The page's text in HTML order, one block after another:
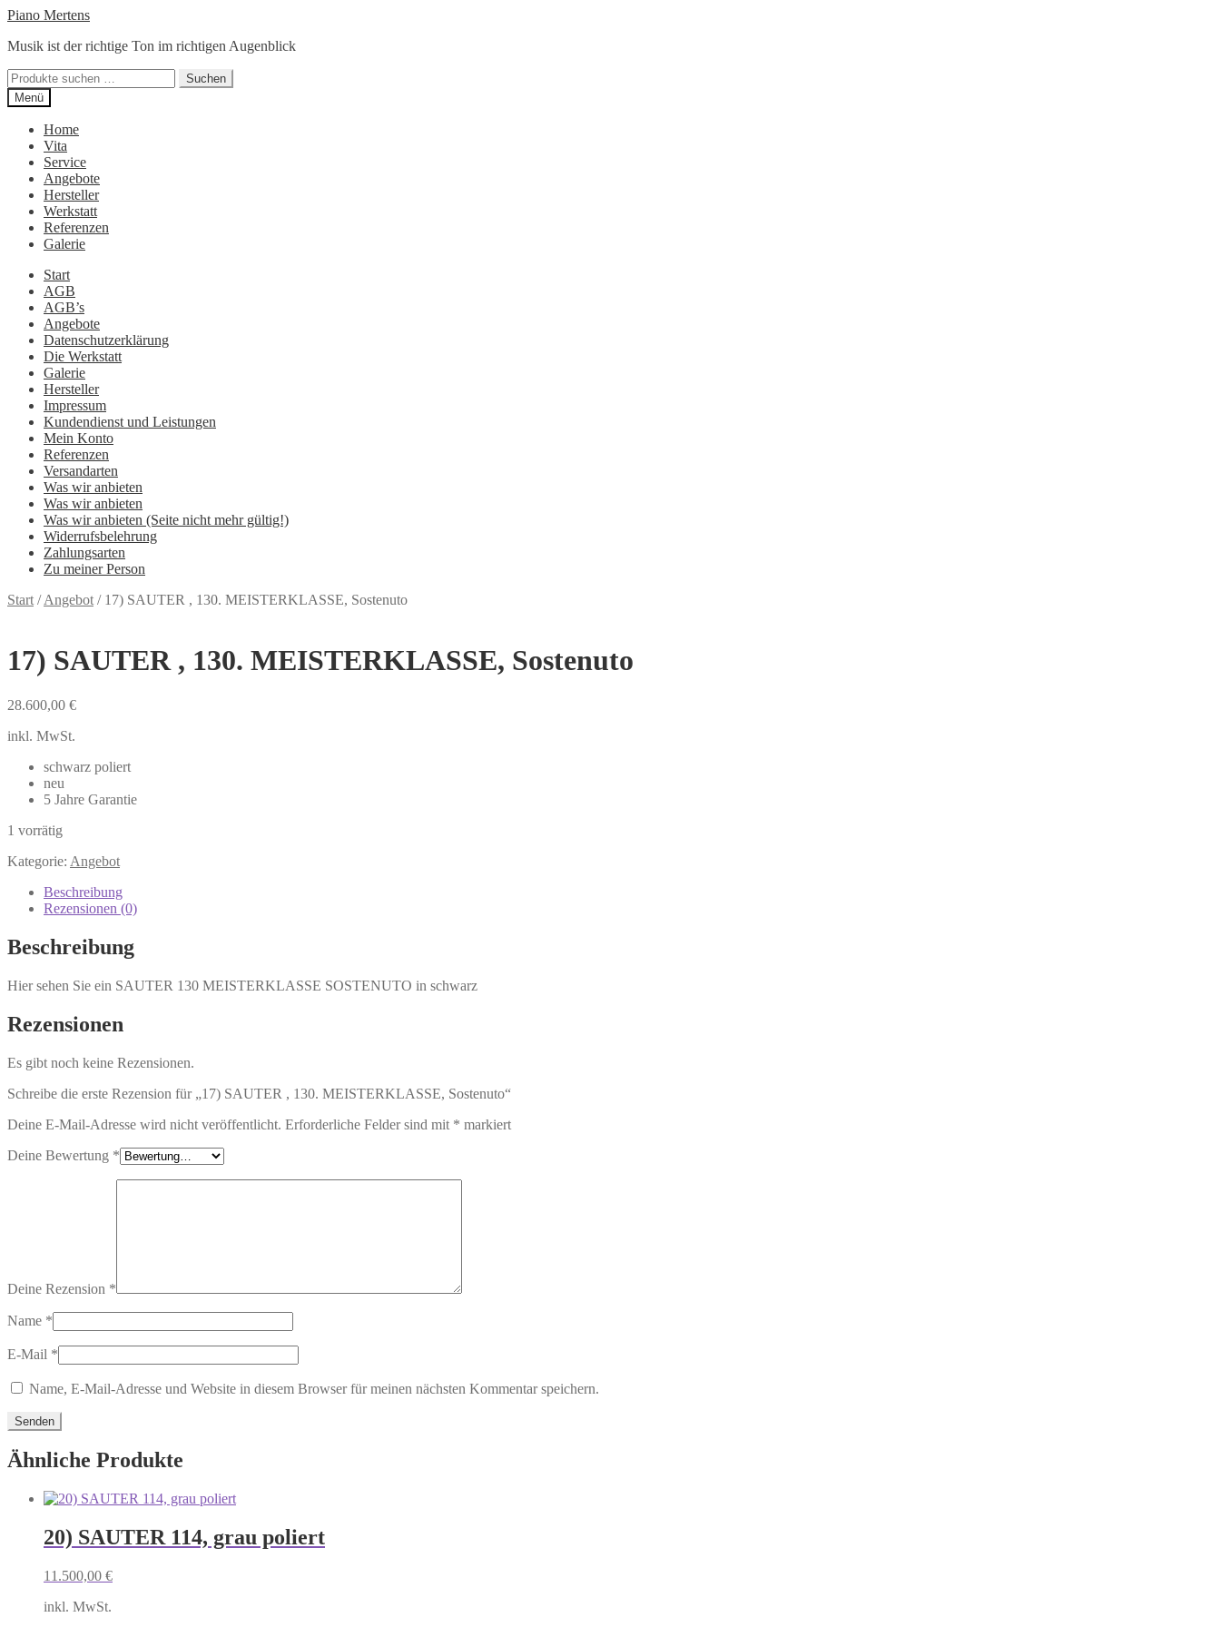
Zur
springen
Zum
springen
Piano Mertens
Musik ist der richtige Ton im richtigen Augenblick
Suchen
nach:
Suchen
Menü
Home
Vita
Service
Angebote
Hersteller
Werkstatt
Referenzen
Galerie
Start
AGB
AGB’s
Angebote
Datenschutzerklärung
Die Werkstatt
Galerie
Hersteller
Impressum
Kundendienst und Leistungen
Mein Konto
Referenzen
Versandarten
Was wir anbieten
Was wir anbieten
Was wir anbieten (Seite nicht mehr gültig!)
Widerrufsbelehrung
Zahlungsarten
Zu meiner Person
Start /Angebot / 17) SAUTER , 130. MEISTERKLASSE, Sostenuto
17) SAUTER , 130. MEISTERKLASSE, Sostenuto
28.600,00 €
inkl. MwSt.
schwarz poliert
neu
5 Jahre Garantie
1 vorrätig
Kategorie: Angebot
Beschreibung
Rezensionen (0)
Beschreibung
Hier sehen Sie ein SAUTER 130 MEISTERKLASSE SOSTENUTO in schwarz
Rezensionen
Es gibt noch keine Rezensionen.
Schreibe die erste Rezension für „17) SAUTER , 130. MEISTERKLASSE, Sostenuto“
Deine E-Mail-Adresse wird nicht veröffentlicht. Erforderliche Felder sind mit * markiert
Deine Bewertung *
Deine Rezension *
Name *
E-Mail *
Name, E-Mail-Adresse und Website in diesem Browser für meinen nächsten Kommentar speichern.
Ähnliche Produkte
20) SAUTER 114, grau poliert
11.500,00 €
inkl. MwSt.